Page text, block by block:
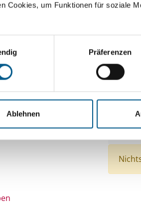
Cookies, um Funktionen für soziale
Präferenzen
Ablehnen
werden.
Aktive